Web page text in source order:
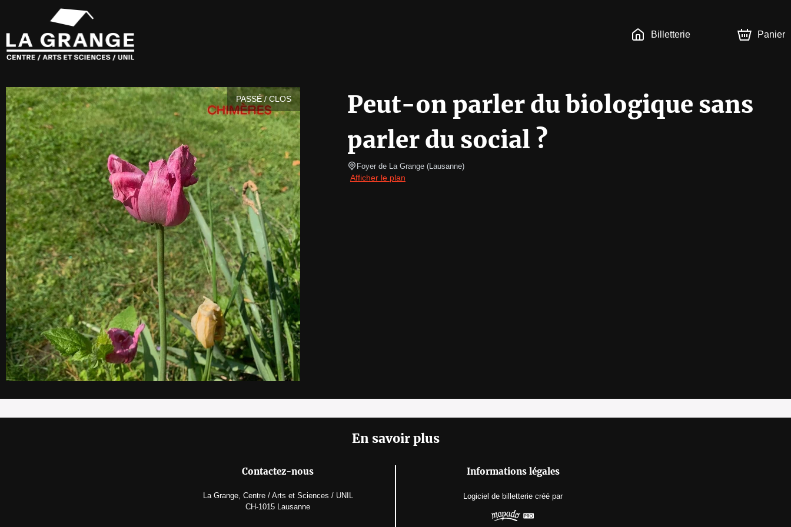
Billetterie Panier
PASSÉ / CLOS
Peut-on parler du biologique sans
parler du social ?
Foyer de La Grange (Lausanne)
Afficher le plan
En savoir plus
Contactez-nous
La Grange, Centre / Arts et Sciences / UNIL
CH-1015 Lausanne
Informations légales
Logiciel de billetterie créé par